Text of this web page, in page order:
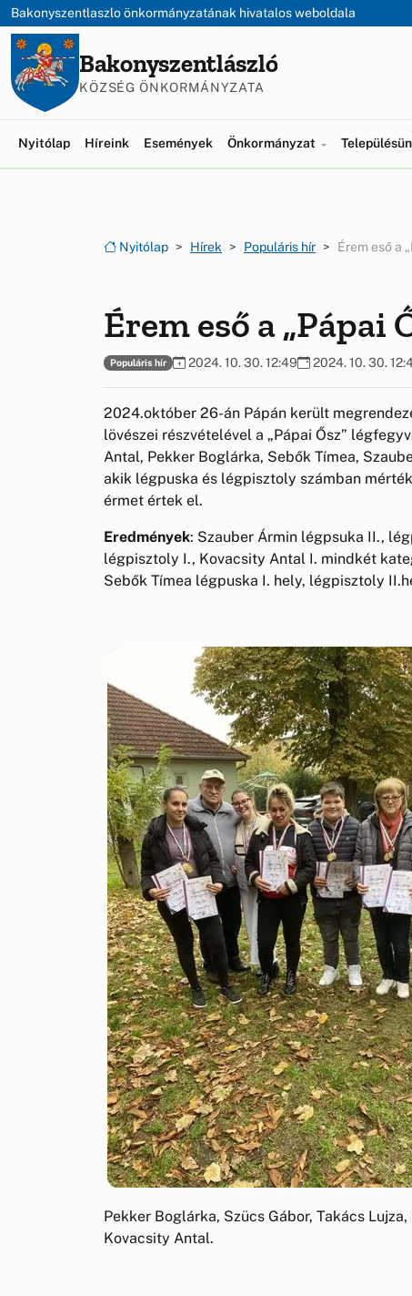
Ugrás a menüre
Ugrás a tartalomra
Bakonyszentlaszlo önkormányzatának hivatalos weboldala
Bakonyszentlászló
KÖZSÉG ÖNKORMÁNYZATA
Nyitólap Híreink Események Önkormányzat
Nyitólap Hírek Populáris hír Érem eső a
Érem eső a „Pápai
Populáris hír 2024. 10. 30. 12:49 2024. 10. 30.
2024.október 26-án Pápán került
lövészei részvételével a „Pápai Ősz”
Antal, Pekker Boglárka, Sebők Tímea,
akik légpuska és légpisztoly számban
érmet értek el.
Eredmények: Szauber Ármin légpsuka II.,
légpisztoly I., Kovacsity Antal I. mindkét
Sebők Tímea légpuska I. hely, légpisztoly
Pekker Boglárka, Szücs Gábor, Takács
Kovacsity Antal.